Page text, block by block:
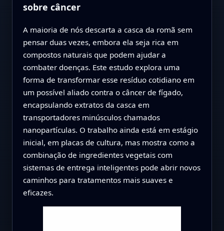
sobre câncer
A maioria de nós descarta a casca da romã sem
pensar duas vezes, embora ela seja rica em
compostos naturais que podem ajudar a
combater doenças. Este estudo explora uma
forma de transformar esse resíduo cotidiano em
um possível aliado contra o câncer de fígado,
encapsulando extratos da casca em
transportadores minúsculos chamados
nanopartículas. O trabalho ainda está em estágio
inicial, em placas de cultura, mas mostra como a
combinação de ingredientes vegetais com
sistemas de entrega inteligentes pode abrir novos
caminhos para tratamentos mais suaves e
eficazes.